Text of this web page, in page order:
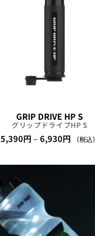
GRIP DRIVE HP S
グリップドライブHP S
5,390円 – 6,930円価
格
5,390
（税込）